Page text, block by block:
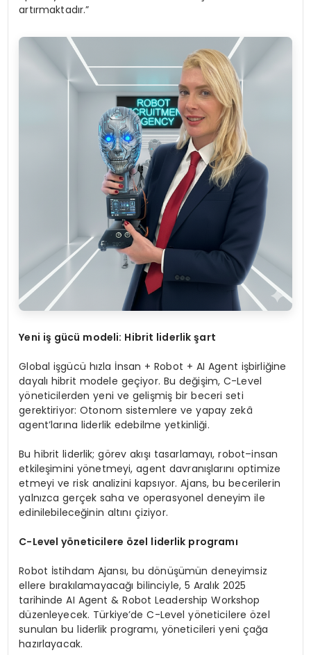
artırmaktadır.”
Yeni iş gücü modeli: Hibrit liderlik şart
Global işgücü hızla İnsan + Robot + AI Agent işbirliğine
dayalı hibrit modele geçiyor. Bu değişim, C-Level
yöneticilerden yeni ve gelişmiş bir beceri seti
gerektiriyor: Otonom sistemlere ve yapay zekâ
agent’larına liderlik edebilme yetkinliği.
Bu hibrit liderlik; görev akışı tasarlamayı, robot–insan
etkileşimini yönetmeyi, agent davranışlarını optimize
etmeyi ve risk analizini kapsıyor. Ajans, bu becerilerin
yalnızca gerçek saha ve operasyonel deneyim ile
edinilebileceğinin altını çiziyor.
C-Levelyöneticilere özel liderlik programı
Robot İstihdam Ajansı, bu dönüşümün deneyimsiz
ellere bırakılamayacağı bilinciyle, 5 Aralık 2025
tarihinde AI Agent & Robot Leadership Workshop
düzenleyecek. Türkiye’de C-Level yöneticilere özel
sunulan bu liderlik programı, yöneticileri yeni çağa
hazırlayacak.